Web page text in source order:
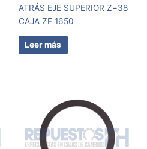
ATRÁS EJE SUPERIOR Z=38
CAJA ZF 1650
Leer más